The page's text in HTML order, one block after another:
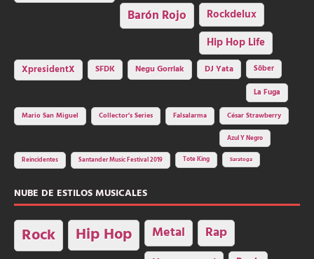
Barón Rojo Rockdelux
Hip Hop Life
XpresidentX SFDK Negu Gorriak DJ Yata
Sôber
La Fuga
Mario San Miguel
Collector's Series Falsalarma César Strawberry
Azul Y Negro
Reincidentes Santander Music Festival 2019 Tote King Saratoga
NUBE DE ESTILOS MUSICALES
Rock Hip Hop Metal Rap